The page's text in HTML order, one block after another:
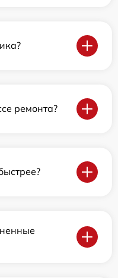
ремонта?